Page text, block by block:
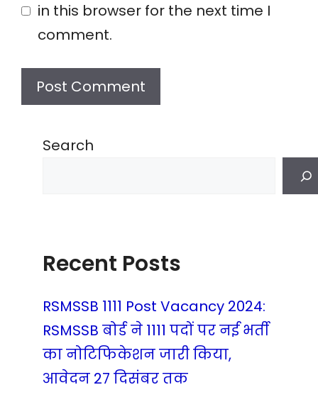
in this browser for the next time I
comment.
Search
Recent Posts
RSMSSB 1111 Post Vacancy 2024:
RSMSSB बोर्ड ने 1111 पदों पर नई भर्ती
का नोटिफिकेशन जारी किया,
आवेदन 27 दिसंबर तक